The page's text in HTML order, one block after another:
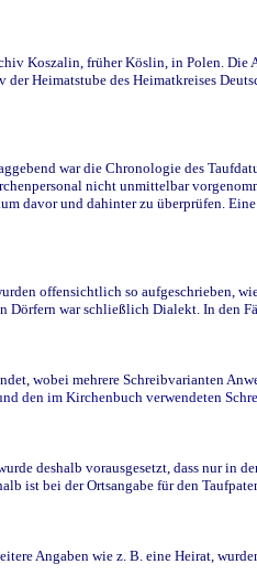
Koszalin, früher Köslin, in Polen.
Heimatstube des Heimatkreises
war die Chronologie des
nicht unmittelbar
davor und dahinter zu überprüfen.
offensichtlich so aufgeschrieben,
Dörfern war schließlich Dialekt. In
wobei mehrere Schreibvarianten
den im Kirchenbuch verwendeten
deshalb vorausgesetzt, dass nur
ist bei der Ortsangabe für den
Angaben wie z. B. eine Heirat,